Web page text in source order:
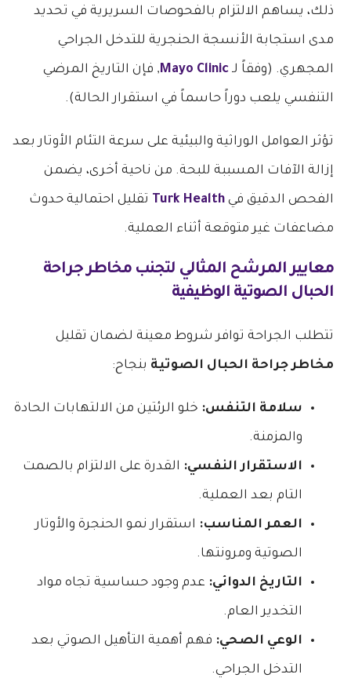
ذلك، يساهم الالتزام بالفحوصات السريرية في تحديد
مدى استجابة الأنسجة الحنجرية للتدخل الجراحي
المجهري. (وفقاً لـMayo Clinic, فإن التاريخ المرضي
التنفسي يلعب دوراً حاسماً في استقرار الحالة).
تؤثر العوامل الوراثية والبيئية على سرعة التئام الأوتار بعد
إزالة الآفات المسببة للبحة. من ناحية أخرى، يضمن
الفحص الدقيق فيTurk Health تقليل احتمالية حدوث
مضاعفات غير متوقعة أثناء العملية.
معايير المرشح المثالي لتجنبمخاطر جراحة
الحبال الصوتية الوظيفية
تتطلب الجراحة توافر شروط معينة لضمان تقليل
مخاطر جراحة الحبال الصوتية بنجاح:
سلامة التنفس: خلو الرئتين من الالتهابات الحادة
والمزمنة.
الاستقرار النفسي: القدرة على الالتزام بالصمت
التام بعد العملية.
العمر المناسب: استقرار نمو الحنجرة والأوتار
الصوتية ومرونتها.
التاريخ الدوائي: عدم وجود حساسية تجاه مواد
التخدير العام.
الوعي الصحي: فهم أهمية التأهيل الصوتي بعد
التدخل الجراحي.